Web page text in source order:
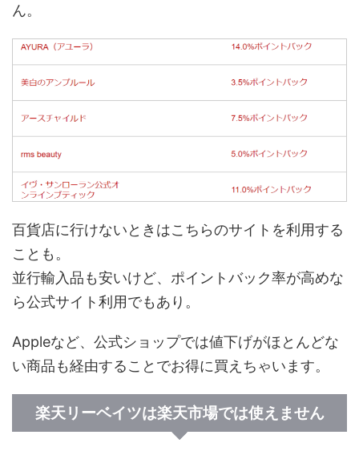
ん。
百貨店に行けないときはこちらのサイトを利用する
ことも。
並行輸入品も安いけど、ポイントバック率が高めな
ら公式サイト利用でもあり。
Appleなど、公式ショップでは値下げがほとんどな
い商品も経由することでお得に買えちゃいます。
楽天リーベイツは楽天市場では使えません